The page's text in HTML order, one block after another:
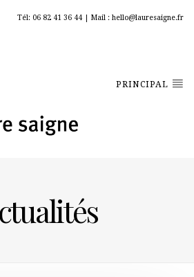
Tél: 06 82 41 36 44 | Mail : hello@lauresaigne.fr
PRINCIPAL